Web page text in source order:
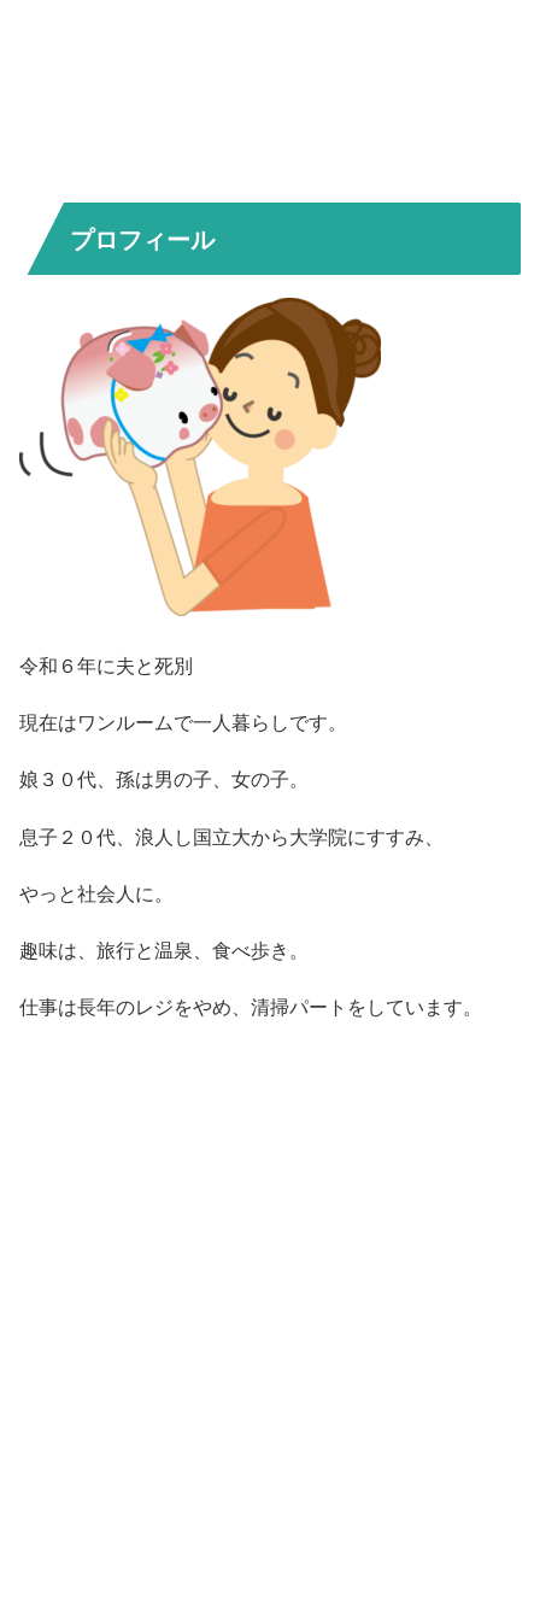
プロフィール
令和６年に夫と死別
現在はワンルームで一人暮らしです。
娘３０代、孫は男の子、女の子。
息子２０代、浪人し国立大から大学院にすすみ、
やっと社会人に。
趣味は、旅行と温泉、食べ歩き。
仕事は長年のレジをやめ、清掃パートをしています。